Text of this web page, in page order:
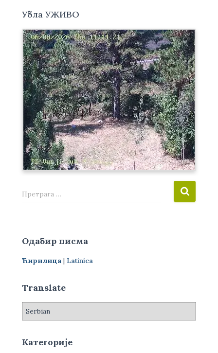
Убла УЖИВО
П
р
а
а
а
Претрага …
Одабир писма
Ћирилица | Latinica
Translate
Категорије